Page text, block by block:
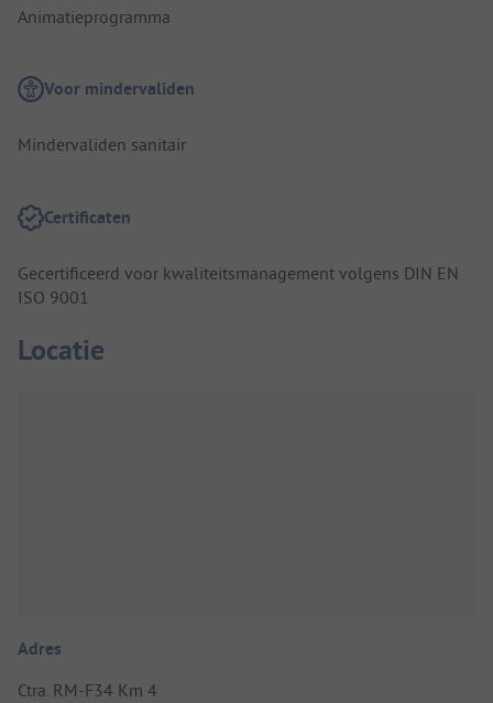
Animatieprogramma
Voor mindervaliden
Mindervaliden sanitair
Certificaten
Gecertificeerd voor kwaliteitsmanagement volgens DIN EN
ISO 9001
Locatie
Adres
Ctra. RM-F34 Km 4